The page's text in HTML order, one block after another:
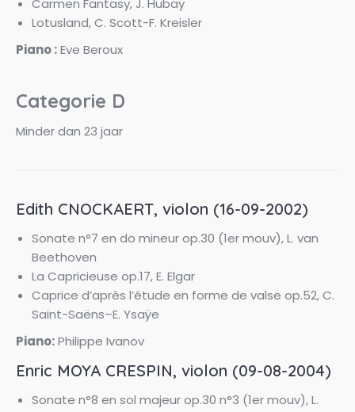
Carmen Fantasy, J. Hubay
Lotusland, C. Scott-F. Kreisler
Piano :Eve Beroux
Categorie D
Minder dan 23 jaar
Edith CNOCKAERT, violon (16-09-2002)
Sonate n°7 en do mineur op.30 (1er mouv), L. van
Beethoven
La Capricieuse op.17, E. Elgar
Caprice d’après l’étude en forme de valse op.52, C.
Saint-Saëns–E. Ysaÿe
Piano:Philippe Ivanov
Enric MOYA CRESPIN, violon (09-08-2004)
Sonate n°8 en sol majeur op.30 n°3 (1er mouv), L.